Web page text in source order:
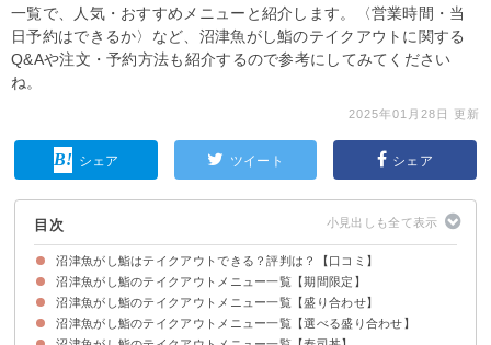
一覧で、人気・おすすめメニューと紹介します。〈営業時間・当
日予約はできるか〉など、沼津魚がし鮨のテイクアウトに関する
Q&Aや注文・予約方法も紹介するので参考にしてみてください
ね。
2025年01月28日 更新
シェア ツイート シェア
目次
沼津魚がし鮨はテイクアウトできる？評判は？【口コミ】
沼津魚がし鮨はテイクアウトできる！
沼津魚がし鮨のテイクアウトメニュー一覧【期間限定】
沼津魚がし鮨のテイクアウトメニュー一覧【盛り合わせ】
沼津魚がし鮨のテイクアウトメニュー一覧【選べる盛り合わせ】